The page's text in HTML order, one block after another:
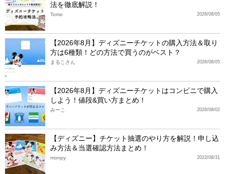
法を徹底解説！
2026/08/05
Tomo
【2026年8月】ディズニーチケットの購入方法＆取り
方は6種類！どの方法で買うのがベスト？
2026/08/05
まるこさん
【2026年8月】ディズニーチケットはコンビニで購入
しよう！値段&買い方まとめ！
2026/08/02
みーこ
【ディズニー】チケット抽選のやり方を解説！申し込
み方法＆当選確認方法まとめ！
2022/08/31
monpy